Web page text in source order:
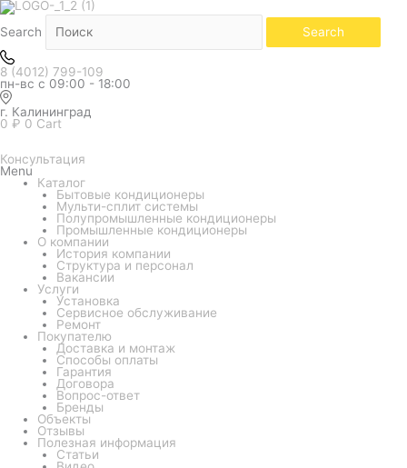
Search Search
8 (4012) 799-109
пн-вс с 09:00 - 18:00
г. Калининград
0 ₽ 0 Cart
Консультация
Menu
Каталог
Бытовые кондиционеры
Мульти-сплит системы
Полупромышленные кондиционеры
Промышленные кондиционеры
О компании
История компании
Структура и персонал
Вакансии
Услуги
Установка
Сервисное обслуживание
Ремонт
Покупателю
Доставка и монтаж
Способы оплаты
Гарантия
Договора
Вопрос-ответ
Бренды
Объекты
Отзывы
Полезная информация
Статьи
Количество
товара
Наружный
блок
мульти
системы
Daikin
MXM-
A
4MXM68A